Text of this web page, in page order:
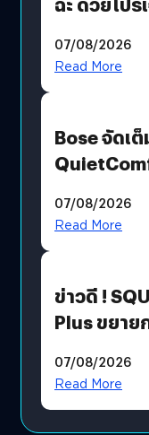
มีภาษาไทยด้
07/08/2026
Read More
Bose จัดเ
07/08/2026
Read More
ข่าวดี !
Plus ขยาย
โดยตรง
07/08/2026
Read More